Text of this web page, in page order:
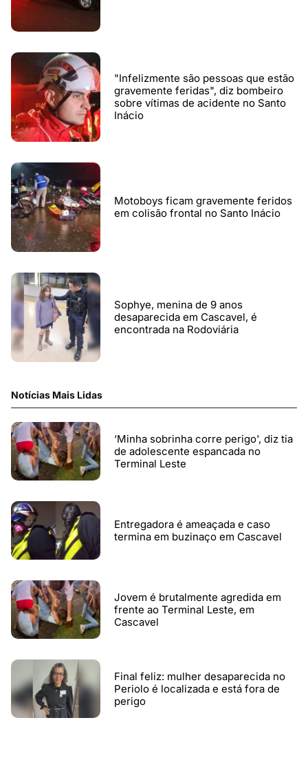
"Infelizmente são pessoas que estão
gravemente feridas", diz bombeiro
sobre vítimas de acidente no Santo
Inácio
Motoboys ficam gravemente feridos
em colisão frontal no Santo Inácio
Sophye, menina de 9 anos
desaparecida em Cascavel, é
encontrada na Rodoviária
Notícias Mais Lidas
‘Minha sobrinha corre perigo', diz tia
de adolescente espancada no
Terminal Leste
Entregadora é ameaçada e caso
termina em buzinaço em Cascavel
Jovem é brutalmente agredida em
frente ao Terminal Leste, em
Cascavel
Final feliz: mulher desaparecida no
Periolo é localizada e está fora de
perigo